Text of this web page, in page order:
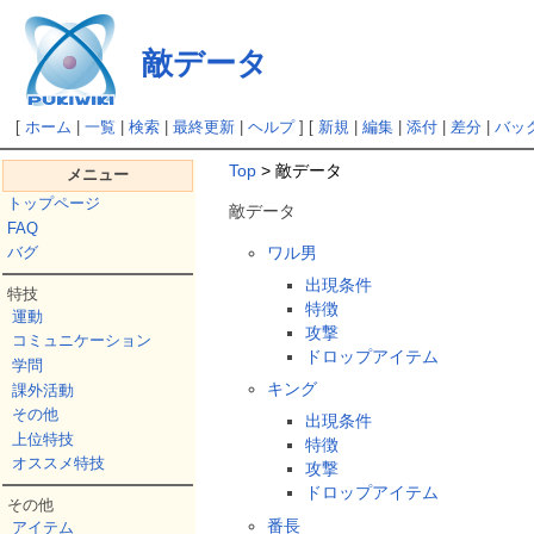
敵データ
[ホーム |一覧 |検索 |最終更新 |ヘルプ] [ 新規 |編集 |添付 |差分 |バッ
メニュー
トップページ
FAQ
バグ
特技
運動
コミュニケーション
学問
課外活動
その他
上位特技
オススメ特技
その他
アイテム
Top > 敵データ
敵データ
ワル男
出現条件
特徴
攻撃
ドロップアイテム
キング
出現条件
特徴
攻撃
ドロップアイテム
番長